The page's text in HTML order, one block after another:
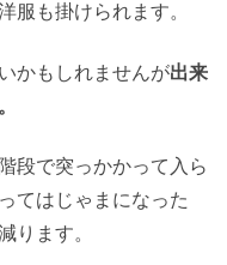
服も掛けられます。
かもしれませんが出来
段で突っかかって入ら
てはじゃまになった
ります。